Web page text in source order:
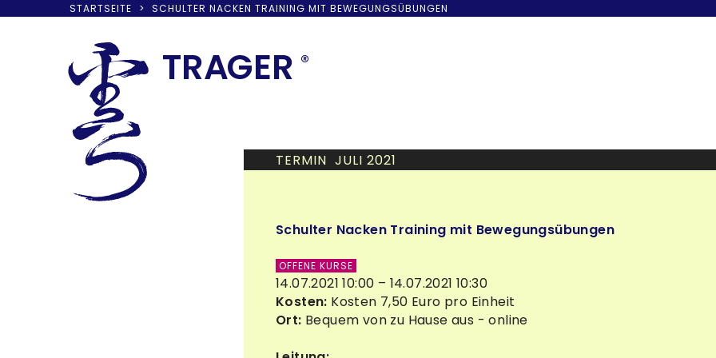
STARTSEITE > SCHULTER NACKEN TRAINING MIT BEWEGUNGSÜBUNGEN
content
TRAGER ®
TERMIN JULI 2021
Schulter Nacken Training mit Bewegungsübungen
OFFENE KURSE
14.07.2021 10:00 – 14.07.2021 10:30
Kosten: Kosten 7,50 Euro pro Einheit
Ort: Bequem von zu Hause aus - online